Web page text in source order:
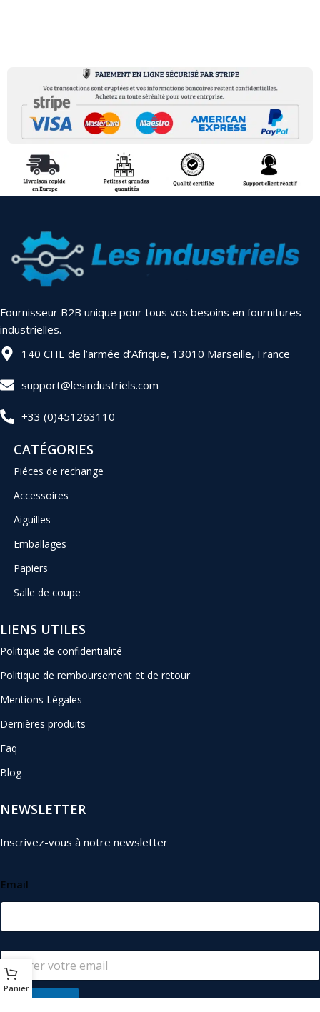
Fournisseur B2B unique pour tous vos besoins en fournitures
industrielles.
140 CHE de l’armée d’Afrique, 13010 Marseille, France
support@lesindustriels.com
+33 (0)451263110
CATÉGORIES
Piéces de rechange
Accessoires
Aiguilles
Emballages
Papiers
Salle de coupe
LIENS UTILES
Politique de confidentialité
Politique de remboursement et de retour
Mentions Légales
Dernières produits
Faq
Blog
NEWSLETTER
Inscrivez-vous à notre newsletter
Email
S'abonner
Panier